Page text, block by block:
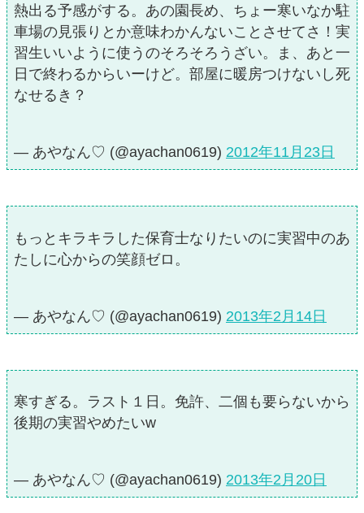
熱出る予感がする。あの園長め、ちょー寒いなか駐
車場の見張りとか意味わかんないことさせてさ！実
習生いいように使うのそろそろうざい。ま、あと一
日で終わるからいーけど。部屋に暖房つけないし死
なせるき？
— あやなん♡ (@ayachan0619) 2012年11月23日
もっとキラキラした保育士なりたいのに実習中のあ
たしに心からの笑顔ゼロ。
— あやなん♡ (@ayachan0619) 2013年2月14日
寒すぎる。ラスト１日。免許、二個も要らないから
後期の実習やめたいw
— あやなん♡ (@ayachan0619) 2013年2月20日